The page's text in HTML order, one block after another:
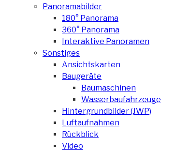
Panoramabilder
180° Panorama
360° Panorama
Interaktive Panoramen
Sonstiges
Ansichtskarten
Baugeräte
Baumaschinen
Wasserbaufahrzeuge
Hintergrundbilder (JWP)
Luftaufnahmen
Rückblick
Video